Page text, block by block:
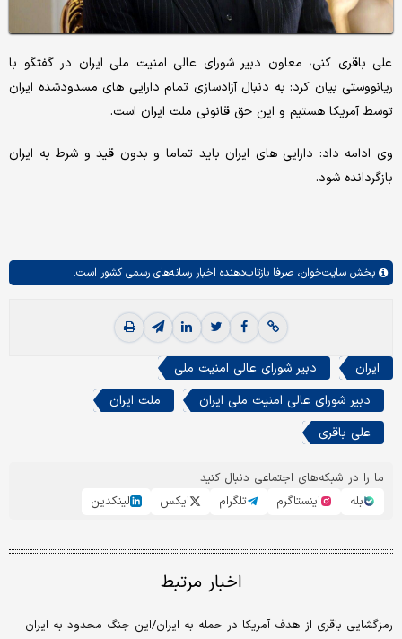
علی باقری کنی، معاون دبیر شورای عالی امنیت ملی ایران در گفتگو با
ریانووستی بیان کرد: به دنبال آزادسازی تمام دارایی‎ های مسدودشده ایران
توسط آمریکا هستیم و این حق قانونی ملت ایران است.
وی ادامه داد: دارایی های ایران باید تماما و بدون قید و شرط به ایران
بازگردانده شود.
بخش سایت‌خوان، صرفا بازتاب‌دهنده اخبار رسانه‌های رسمی کشور است.
ایران
دبیر شورای عالی امنیت ملی
دبیر شورای عالی امنیت ملی ایران
ملت ایران
علی باقری
ما را در شبکه‌های اجتماعی دنبال کنید
بله
اینستاگرم تلگرام ایکس لینکدین
اخبار مرتبط
رمزگشایی باقری از هدف آمریکا در حمله به ایران/این جنگ محدود به ایران